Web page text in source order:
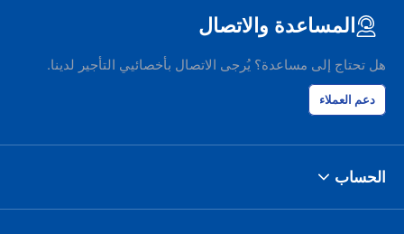
المساعدة والاتصال
هل تحتاج إلى مساعدة؟ يُرجى الاتصال بأخصائيي التأجير لدينا.
دعم العملاء
الحساب